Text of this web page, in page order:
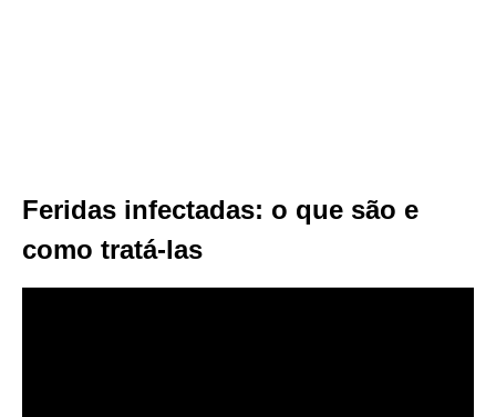
Feridas infectadas: o que são e
como tratá-las